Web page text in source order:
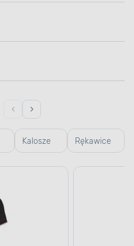
Kalosze
robocze
Rękawice
robocze